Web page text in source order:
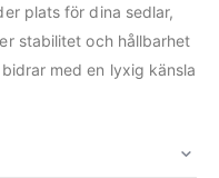
plats för dina sedlar,
stabilitet och hållbarhet
med en lyxig känsla